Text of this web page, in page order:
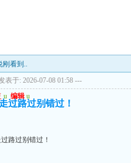
刚看到..
表于: 2026-07-08 01:58 ---
u 编辑 u
过路过别错过！
路过别错过！